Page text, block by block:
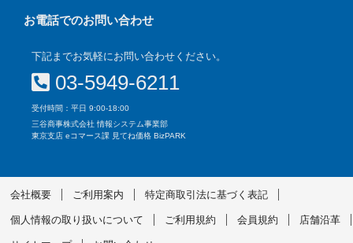
お電話でのお問い合わせ
下記までお気軽にお問い合わせください。
03-5949-6211
受付時間：平日 9:00-18:00
三谷商事株式会社 情報システム事業部
東京支店 eコマース課 見てね価格 BizPARK
会社概要 ご利用案内 特定商取引法に基づく表記
個人情報の取り扱いについて ご利用規約 会員規約 店舗沿革